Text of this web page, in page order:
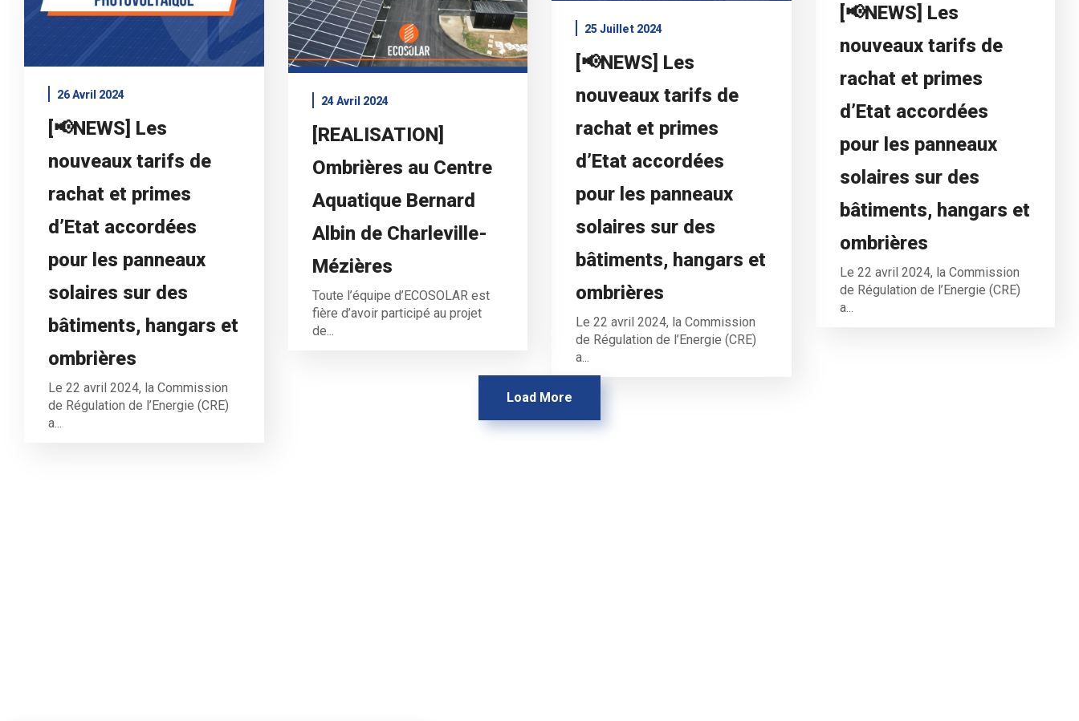
[📢NEWS] Les
nouveaux tarifs de
rachat et primes
d’Etat accordées
pour les panneaux
solaires sur des
bâtiments, hangars et
ombrières
Le 22 avril 2024, la Commission
de Régulation de l’Energie (CRE)
a...
25 Juillet 2024
[📢NEWS] Les
nouveaux tarifs de
rachat et primes
d’Etat accordées
pour les panneaux
solaires sur des
bâtiments, hangars et
ombrières
Le 22 avril 2024, la Commission
de Régulation de l’Energie (CRE)
a...
26 Avril 2024
[📢NEWS] Les
nouveaux tarifs de
rachat et primes
d’Etat accordées
pour les panneaux
solaires sur des
bâtiments, hangars et
ombrières
Le 22 avril 2024, la Commission
de Régulation de l’Energie (CRE)
a...
24 Avril 2024
[REALISATION]
Ombrières au Centre
Aquatique Bernard
Albin de Charleville-
Mézières
Toute l’équipe d’ECOSOLAR est
fière d’avoir participé au projet
de...
Load More